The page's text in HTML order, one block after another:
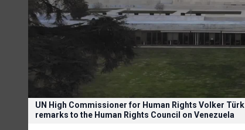
UN High Commissioner for Human Rights Volker Türk
remarks to the Human Rights Council on Venezuela